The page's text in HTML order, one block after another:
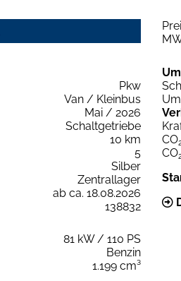
Pkw
Van / Kleinbus
Mai / 2026
Schaltgetriebe
10 km
5
Silber
Zentrallager
ab ca. 18.08.2026
138832
81 kW / 110 PS
Benzin
1.199 cm³
CO
CO